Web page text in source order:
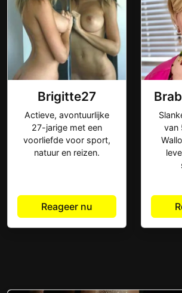
Brigitte27
Actieve, avontuurlijke
27-jarige met een
voorliefde voor sport,
natuur en reizen.
Reageer nu
van